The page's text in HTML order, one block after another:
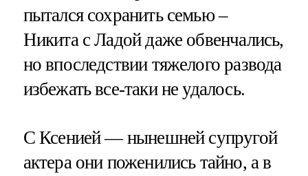
пытался сохранить семью –
Никита с Ладой даже обвенчались,
но впоследствии тяжелого развода
избежать все-таки не удалось.
С Ксенией — нынешней супругой
актера они поженились тайно, а в